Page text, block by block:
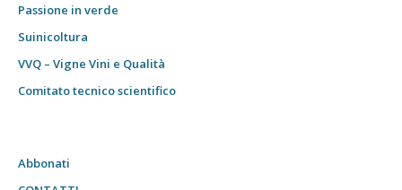
Passione in verde
Suinicoltura
VVQ – Vigne Vini e Qualità
Comitato tecnico scientifico
Abbonati